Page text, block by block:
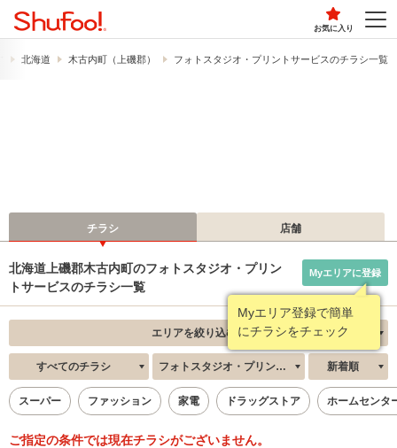
お気に入り
北海道 木古内町（上磯郡） フォトスタジオ・プリントサービスのチラシ一覧
チラシ 店舗
北海道上磯郡木古内町のフォトスタジオ・プリン
トサービスのチラシ一覧
Myエリア登録で簡単
にチラシをチェック
Myエリアに登録
エリアを絞り込む
すべてのチラシ フォトスタジオ・プリントサービス 新着順
スーパー ファッション 家電 ドラッグストア ホームセンタ
ご指定の条件では現在チラシがございません。